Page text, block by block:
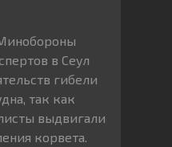
в Сеул
гибели
так как
выдвигали
корвета.